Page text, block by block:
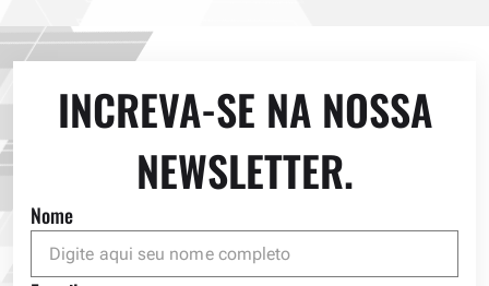
INCREVA-SE NA NOSSA
NEWSLETTER.
Nome